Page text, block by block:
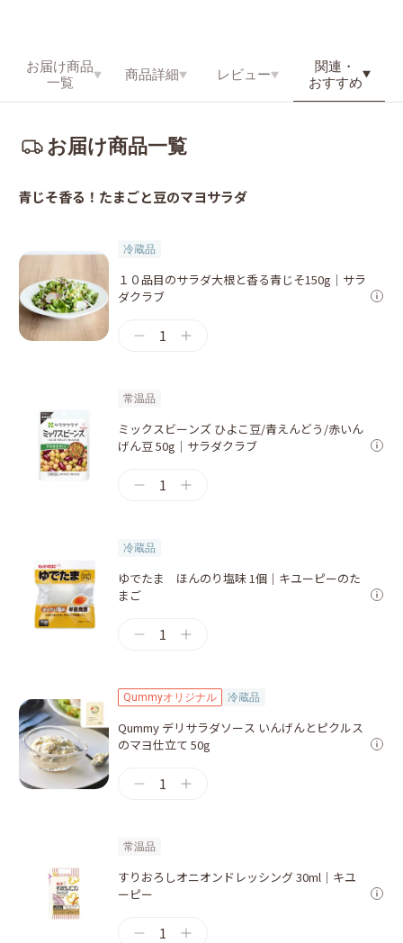
お届け商品
一覧
商品詳細 レビュー
関連・
おすすめ
お届け商品一覧
青じそ香る！たまごと豆のマヨサラダ
冷蔵品
１０品目のサラダ大根と香る青じそ150g｜サラ
ダクラブ
1
常温品
ミックスビーンズ ひよこ豆/青えんどう/赤いん
げん豆 50g｜サラダクラブ
1
冷蔵品
ゆでたま ほんのり塩味 1個｜キユーピーのた
まご
1
Qummyオリジナル 冷蔵品
Qummy デリサラダソース いんげんとピクルス
のマヨ仕立て 50g
1
常温品
すりおろしオニオンドレッシング 30ml｜キユ
ーピー
1